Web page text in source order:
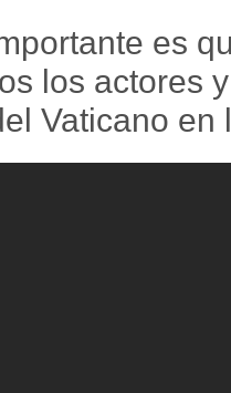
es
los actores
Vaticano en